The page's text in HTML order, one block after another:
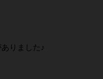
りました♪